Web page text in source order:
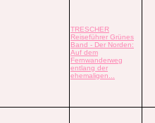
TRESCHER
Reiseführer Grünes
Band - Der Norden:
Auf dem
Fernwanderweg
entlang der
ehemaligen...